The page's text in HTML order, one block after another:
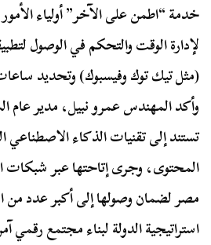
خدمة “اطمن على الآخر” أولياء
لإدارة الوقت والتحكم في الوصول
(مثل تيك توك وفيسبوك) وتحديد
وأكد المهندس عمرو نبيل، مدير عام
تستند إلى تقنيات الذكاء الاصطناعي
المحتوى، وجرى إتاحتها عبر شبكات
مصر لضمان وصولها إلى أكبر عدد من
استراتيجية الدولة لبناء مجتمع رقمي